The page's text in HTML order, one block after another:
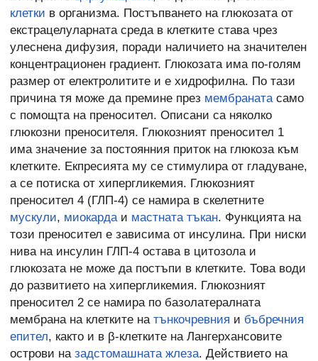
клетки в организма. Постъпването на глюкозата от
екстрацелуларната среда в клетките става чрез
улеснена дифузия, поради наличието на значителен
концентрационен градиент. Глюкозата има по-голям
размер от електролитите и е хидрофилна. По тази
причина тя може да премине през мембраната само
с помощта на преносител. Описани са няколко
глюкозни преносителя. Глюкозният преносител 1
има значение за постоянния приток на глюкоза към
клетките. Екпресията му се стимулира от гладуване,
а се потиска от хипергликемия. Глюкозният
преносител 4 (ГЛП-4) се намира в скелетните
мускули, миокарда и мастната тъкан. Функцията на
този преносител е зависима от инсулина. При ниски
нива на инсулин ГЛП-4 остава в цитозола и
глюкозата не може да постъпи в клетките. Това води
до развитието на хипергликемия. Глюкозният
преносител 2 се намира по базолатералната
мембрана на клетките на тънкочревния и бъбречния
епител, както и в β-клетките на Лангерхансовите
острови на задстомашната жлеза. Действието на